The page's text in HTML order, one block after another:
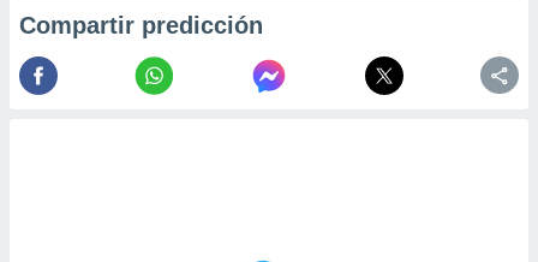
Compartir predicción